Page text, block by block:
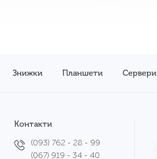
Знижки Планшети Сервери
Контакти
(093) 762 - 28 - 99
(067) 919 - 34 - 40